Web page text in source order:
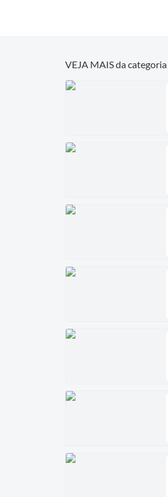
VEJA MAIS da categoria